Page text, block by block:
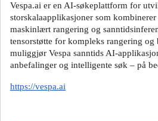
Vespa.ai er en AI-søkeplattform for
storskalaapplikasjoner som
maskinlært rangering og
tensorstøtte for kompleks rangering og
muliggjør Vespa sanntids AI-
anbefalinger og intelligente søk – på
https://vespa.ai